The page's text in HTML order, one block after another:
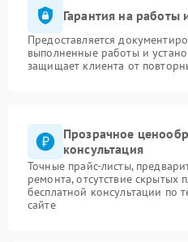
Гарантия на работы
Предоставляется
выполненные работы и
защищает клиента от
Прозрачное
консультация
Точные прайс-листы,
ремонта, отсутствие скрытых
бесплатной консультации по
сайте